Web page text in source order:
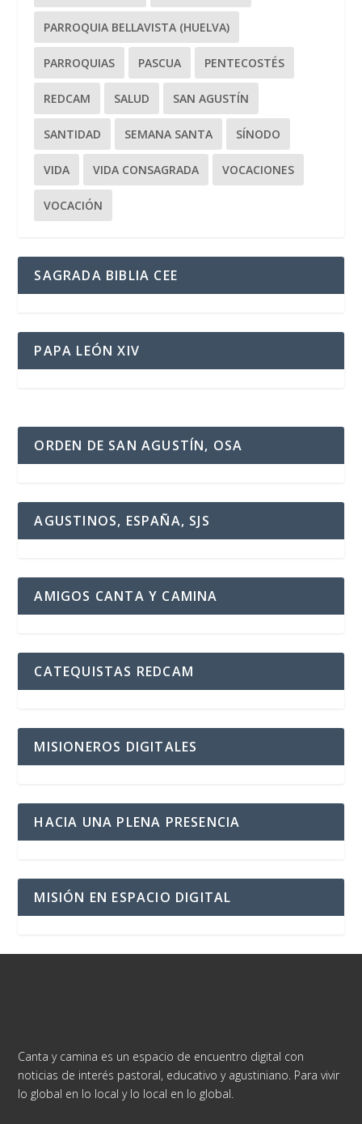
PARROQUIA BELLAVISTA (HUELVA)
PARROQUIAS PASCUA PENTECOSTÉS
REDCAM SALUD SAN AGUSTÍN
SANTIDAD SEMANA SANTA SÍNODO
VIDA VIDA CONSAGRADA VOCACIONES
VOCACIÓN
SAGRADA BIBLIA CEE
PAPA LEÓN XIV
ORDEN DE SAN AGUSTÍN, OSA
AGUSTINOS, ESPAÑA, SJS
AMIGOS CANTA Y CAMINA
CATEQUISTAS REDCAM
MISIONEROS DIGITALES
HACIA UNA PLENA PRESENCIA
MISIÓN EN ESPACIO DIGITAL
Canta y camina es un espacio de encuentro digital con
noticias de interés pastoral, educativo y agustiniano. Para vivir
lo global en lo local y lo local en lo global.